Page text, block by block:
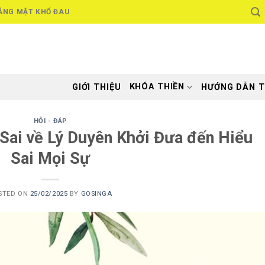
MẶT KHỔ ĐAU
GIỚI THIỆU KHÓA THIỀN HƯỚNG DẪN
HỎI - ĐÁP
về Lý Duyên Khởi Đưa đến Hiểu
Sai Mọi Sự
ON 25/02/2025 BY GOSINGA